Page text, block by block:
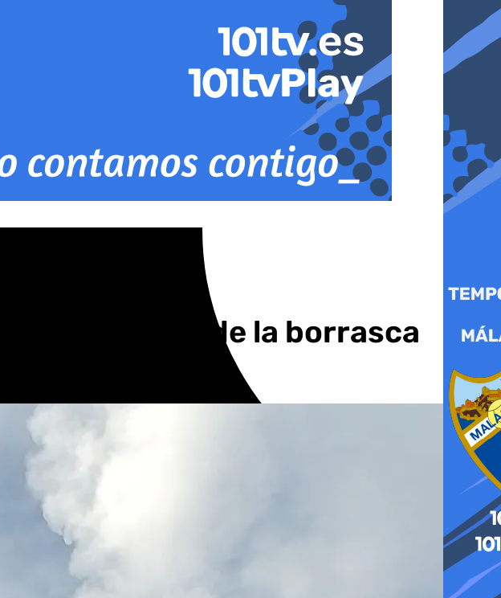
antes de la borrasca